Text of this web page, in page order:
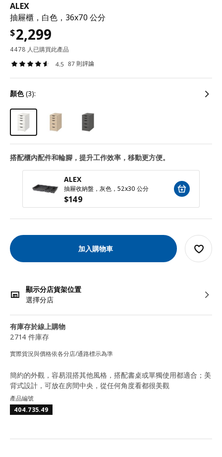
ALEX
抽屜櫃，白色，36x70 公分
$2,299
4478 人已購買此產品
4.5 87 則評論
顏色(3):
搭配櫃內配件和輪腳，提升工作效率，移動更方便。
ALEX
抽屜收納盤，灰色，52x30 公分
$149
加入購物車
顯示分店貨架位置
選擇分店
有庫存於線上購物
2714 件庫存
實際貨況與價格依各分店/通路標示為準
簡約的外觀，容易混搭其他風格，搭配書桌或單獨使用都適合；美
背式設計，可放在房間中央，從任何角度看都很美觀
產品編號
404.735.49